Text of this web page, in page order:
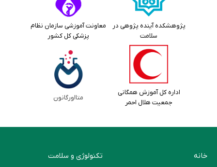
پژوهشکده آینده پژوهی در
سلامت
معاونت آموزشی سازمان نظام
پزشکی کل کشور
اداره کل آموزش همگانی
جمعیت هلال احمر
متااورگانون
خانه
تکنولوژی و سلامت